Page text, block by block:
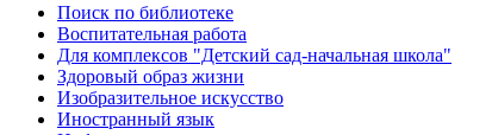
Поиск по библиотеке
Воспитательная работа
Для комплексов "Детский сад-начальная школа"
Здоровый образ жизни
Изобразительное искусство
Иностранный язык